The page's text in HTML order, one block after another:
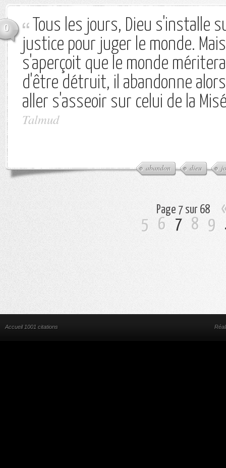
0
Tous les jours, Dieu s'installe
justice pour juger le monde.
s'aperçoit que le monde
d'être détruit, il abandonne
aller s'asseoir sur celui de la
Talmud
abandon dieu
Page 7 sur 68
5
6 7 8 9
Accueil 1001 citations